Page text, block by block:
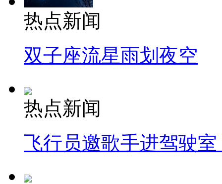
热点新闻
双子座流星雨划夜空
热点新闻
飞行员邀歌手进驾驶